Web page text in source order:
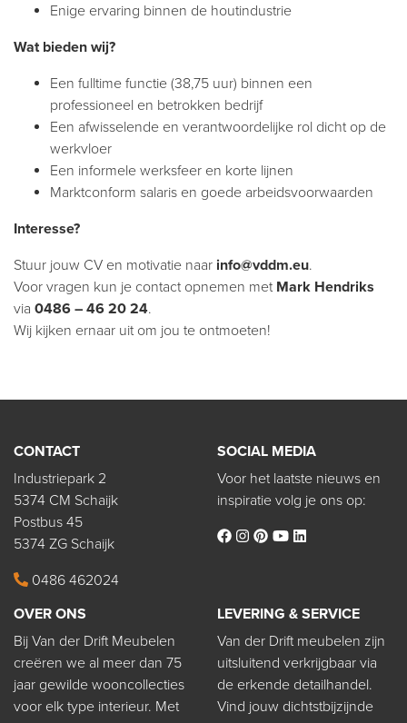
Enige ervaring binnen de houtindustrie
Wat bieden wij?
Een fulltime functie (38,75 uur) binnen een
professioneel en betrokken bedrijf
Een afwisselende en verantwoordelijke rol dicht op de
werkvloer
Een informele werksfeer en korte lijnen
Marktconform salaris en goede arbeidsvoorwaarden
Interesse?
Stuur jouw CV en motivatie naar info@vddm.eu.
Voor vragen kun je contact opnemen met Mark Hendriks
via 0486 – 46 20 24.
Wij kijken ernaar uit om jou te ontmoeten!
CONTACT
Industriepark 2
5374 CM Schaijk
Postbus 45
5374 ZG Schaijk
0486 462024
SOCIAL MEDIA
Voor het laatste nieuws en
inspiratie volg je ons op:
OVER ONS
Bij Van der Drift Meubelen
creëren we al meer dan 75
jaar gewilde wooncollecties
voor elk type interieur. Met
LEVERING & SERVICE
Van der Drift meubelen zijn
uitsluitend verkrijgbaar via
de erkende detailhandel.
Vind jouw dichtstbijzijnde